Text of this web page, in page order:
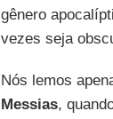
gênero
vezes seja
Nós lemos
Messias,